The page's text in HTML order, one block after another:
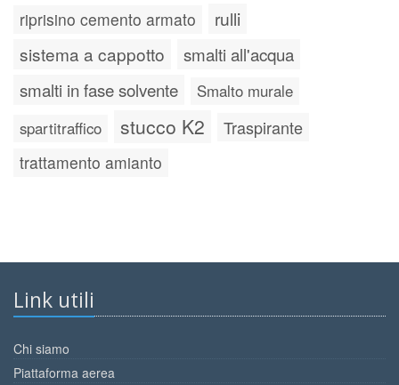
riprisino cemento armato
rulli
sistema a cappotto
smalti all'acqua
smalti in fase solvente
Smalto murale
spartitraffico
stucco K2 Traspirante
trattamento amianto
Link utili
Chi siamo
Piattaforma aerea